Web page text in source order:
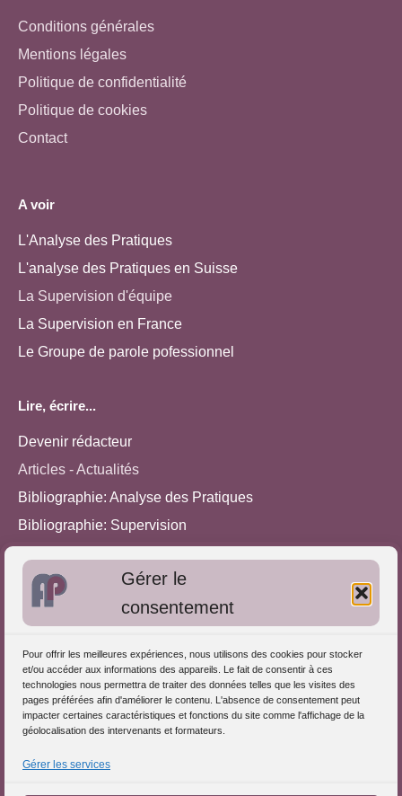
Gérer le
consentement
Pour offrir les meilleures expériences, nous utilisons des cookies pour stocker
et/ou accéder aux informations des appareils. Le fait de consentir à ces
technologies nous permettra de traiter des données telles que les visites des
pages préférées afin d'améliorer le contenu. L'absence de consentement peut
impacter certaines caractéristiques et fonctions du site comme l'affichage de la
géolocalisation des intervenants et formateurs.
Gérer les services
Conditions générales
Mentions légales
Politique de confidentialité
Politique de cookies
Contact
A voir
L'Analyse des Pratiques
L'analyse des Pratiques en Suisse
La Supervision d'équipe
La Supervision en France
Le Groupe de parole pofessionnel
Lire, écrire...
Devenir rédacteur
Articles - Actualités
Bibliographie: Analyse des Pratiques
Bibliographie: Supervision
Approches de l'Analyse des pratiques
S'inscrire dans l'Annuaire
Publiez vos formations
Charte déontologique